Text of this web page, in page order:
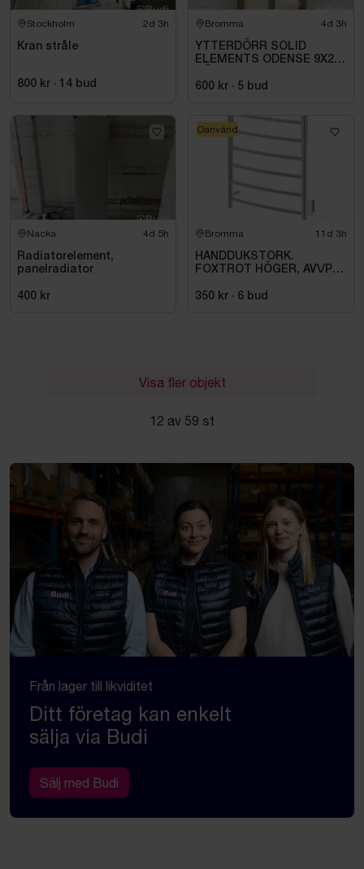
Stockholm 2d 3h
Kran stråle
800 kr · 14 bud
Bromma 4d 3h
YTTERDÖRR SOLID
ELEMENTS ODENSE 9X21
600 kr · 5 bud
Nacka 4d 5h
Radiatorelement,
panelradiator
400 kr
Bromma 11d 3h
HANDDUKSTORK.
FOXTROT HÖGER, AV\/PÅ
350 kr · 6 bud
Oanvänd
Visa fler objekt
12 av 59 st
Från lager till likviditet
Ditt företag kan enkelt
sälja via Budi
Sälj med Budi